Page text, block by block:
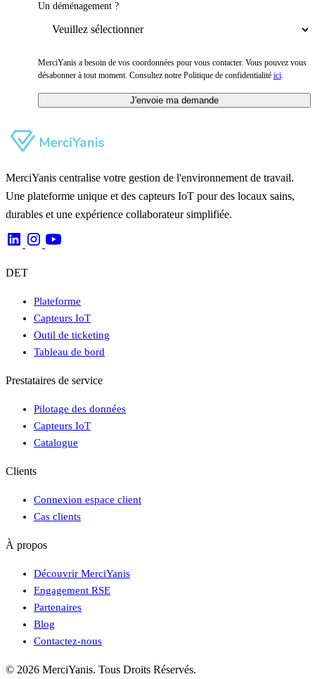
Un déménagement ?
MerciYanis a besoin de vos coordonnées pour vous contacter. Vous pouvez vous
désabonner à tout moment. Consultez notre Politique de confidentialité ici.
J'envoie ma demande
MerciYanis centralise votre gestion de l'environnement de travail.
Une plateforme unique et des capteurs IoT pour des locaux sains,
durables et une expérience collaborateur simplifiée.
DET
Plateforme
Capteurs IoT
Outil de ticketing
Tableau de bord
Prestataires de service
Pilotage des données
Capteurs IoT
Catalogue
Clients
Connexion espace client
Cas clients
À propos
Découvrir MerciYanis
Engagement RSE
Partenaires
Blog
Contactez-nous
© 2026 MerciYanis. Tous Droits Réservés.